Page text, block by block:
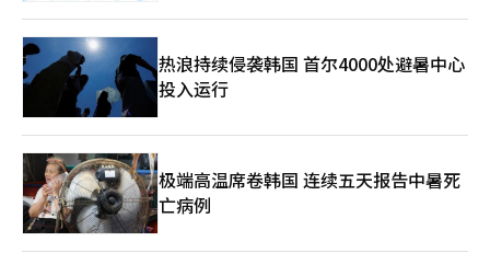
热浪持续侵袭韩国 首尔4000处避暑中心
投入运行
极端高温席卷韩国 连续五天报告中暑死
亡病例